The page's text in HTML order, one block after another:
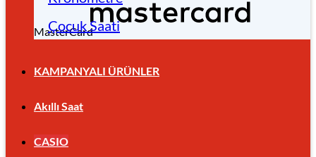
MasterCard
Çocuk Saati
KAMPANYALI ÜRÜNLER
Akıllı Saat
CASIO